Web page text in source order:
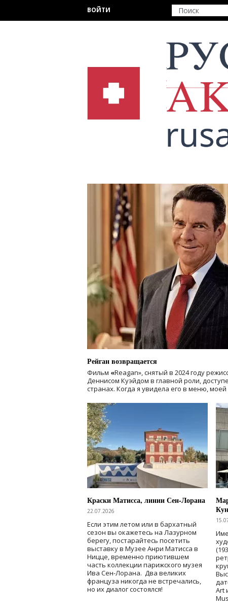
ВОЙТИ
Рейган возвращается
Фильм «Reagan», снятый в 2024 году
Деннисом Куэйдом в главной роли,
странах. Когда я увидела его в меню,
Краски Матисса, линии Сен-Лорана
22.07.2026
Если этим летом или в бархатный
сезон вы окажетесь на Лазурном
берегу, постарайтесь посетить
выставку в Музее Анри Матисса в
Ницце, временно приютившем
часть коллекции парижского музея
Ива Сен-Лорана. Два великих
француза никогда не встречались,
но их диалог состоялся!
Art